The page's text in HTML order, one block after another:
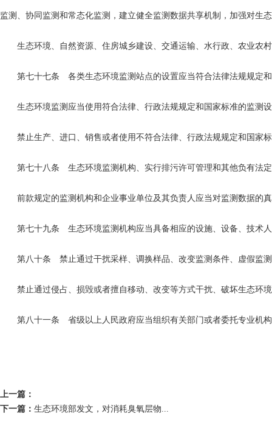
监测、协同监测和常态化监测，建立健全监测数据共享机制，加强对生
生态环境、自然资源、住房城乡建设、交通运输、水行政、农业农
第七十七条 各类生态环境监测站点的设置应当符合法律法规规定
生态环境监测应当使用符合法律、行政法规规定和国家标准的监测
禁止生产、进口、销售或者使用不符合法律、行政法规规定和国家
第七十八条 生态环境监测机构、实行排污许可管理和其他负有法
前款规定的监测机构和企业事业单位及其负责人应当对监测数据的
第七十九条 生态环境监测机构应当具备相应的设施、设备、技术
第八十条 禁止通过干扰采样、调换样品、改变监测条件、虚假监
禁止通过侵占、损毁或者擅自移动、改变等方式干扰、破坏生态环
第八十一条 省级以上人民政府应当组织有关部门或者委托专业机
上一篇：
下一篇： 生态环境部发文，对消耗臭氧层物...